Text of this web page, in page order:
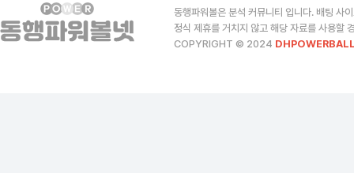
동행파워볼은 분석 커뮤니티 입니다. 배팅 사
정식 제휴를 거치지 않고 해당 자료를 사용할
COPYRIGHT © 2024